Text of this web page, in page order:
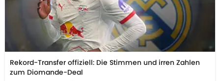
Rekord-Transfer offiziell: Die Stimmen und irren Zahlen
zum Diomande-Deal